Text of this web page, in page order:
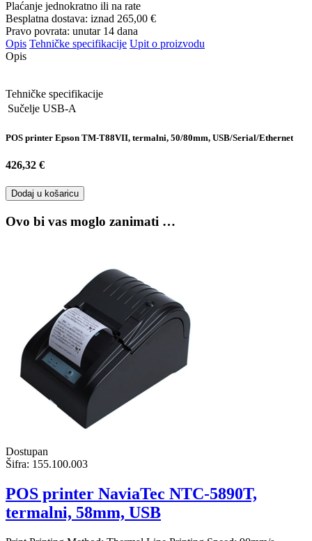
Plaćanje jednokratno ili na rate
Besplatna dostava: iznad 265,00 €
Pravo povrata: unutar 14 dana
Opis Tehničke specifikacije Upit o proizvodu
Opis
Tehničke specifikacije
Sučelje USB-A
POS printer Epson TM-T88VII, termalni, 50/80mm, USB/Serial/Ethernet
426,32 €
Dodaj u košaricu
Ovo bi vas moglo zanimati …
Dostupan
Šifra: 155.100.003
POS printer NaviaTec NTC-5890T,
termalni, 58mm, USB